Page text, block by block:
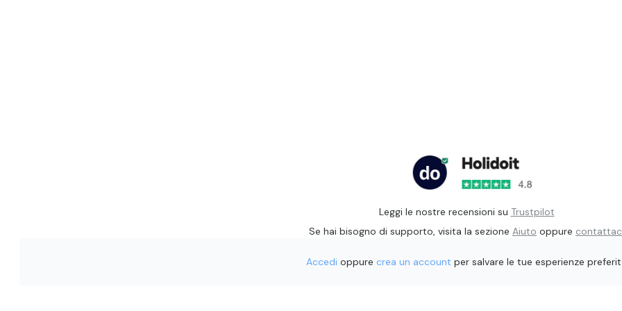
Leggi le nostre recensioni su Trustpilot
Se hai bisogno di supporto, visita la sezione Aiuto oppure
Accedi oppure crea un account per salvare le tue esperienze